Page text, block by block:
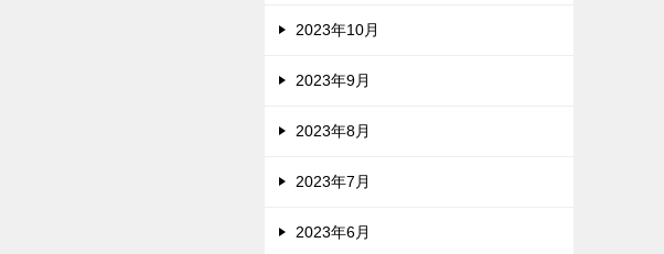
2023年10月
2023年9月
2023年8月
2023年7月
2023年6月